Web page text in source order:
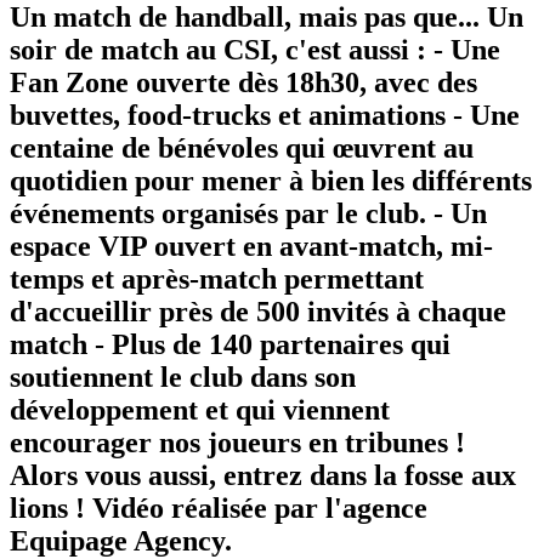
Un match de handball, mais pas que... Un
soir de match au CSI, c'est aussi : - Une
Fan Zone ouverte dès 18h30, avec des
buvettes, food-trucks et animations - Une
centaine de bénévoles qui œuvrent au
quotidien pour mener à bien les différents
événements organisés par le club. - Un
espace VIP ouvert en avant-match, mi-
temps et après-match permettant
d'accueillir près de 500 invités à chaque
match - Plus de 140 partenaires qui
soutiennent le club dans son
développement et qui viennent
encourager nos joueurs en tribunes !
Alors vous aussi, entrez dans la fosse aux
lions ! Vidéo réalisée par l'agence
Equipage Agency.